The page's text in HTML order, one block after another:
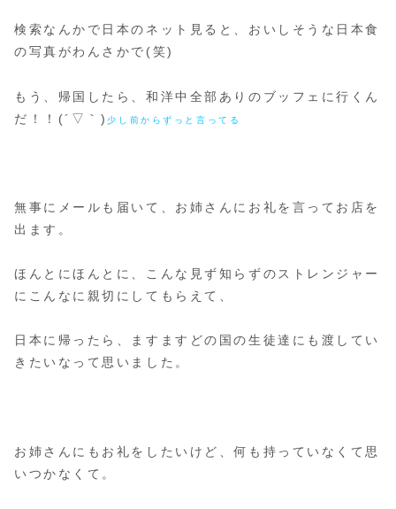
検索なんかで日本のネット見ると、おいしそうな日本食
の写真がわんさかで(笑)
もう、帰国したら、和洋中全部ありのブッフェに行くん
だ！！(´▽｀)少し前からずっと言ってる
無事にメールも届いて、お姉さんにお礼を言ってお店を
出ます。
ほんとにほんとに、こんな見ず知らずのストレンジャー
にこんなに親切にしてもらえて、
日本に帰ったら、ますますどの国の生徒達にも渡してい
きたいなって思いました。
お姉さんにもお礼をしたいけど、何も持っていなくて思
いつかなくて。